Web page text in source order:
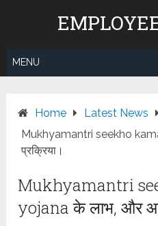
MENU
Home
Latest News
Mukhyamantri seekho
प्रक्रिया।
Mukhyamantri
yojana के लाभ, और